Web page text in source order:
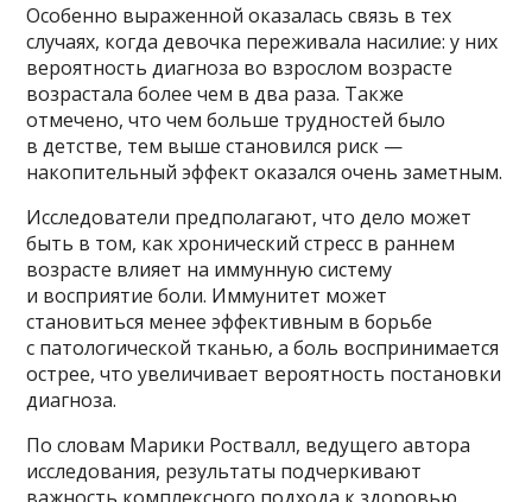
Особенно выраженной оказалась связь в тех
случаях, когда девочка переживала насилие: у них
вероятность диагноза во взрослом возрасте
возрастала более чем в два раза. Также
отмечено, что чем больше трудностей было
в детстве, тем выше становился риск —
накопительный эффект оказался очень заметным.
Исследователи предполагают, что дело может
быть в том, как хронический стресс в раннем
возрасте влияет на иммунную систему
и восприятие боли. Иммунитет может
становиться менее эффективным в борьбе
с патологической тканью, а боль воспринимается
острее, что увеличивает вероятность постановки
диагноза.
По словам Марики Роствалл, ведущего автора
исследования, результаты подчеркивают